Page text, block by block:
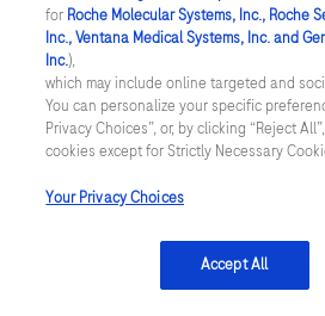
Mentions légales
Politique de Roche en matière de respect
Conditions générales de vente
Conditions générales d'utilisation
Préférences en matière de cookies
for Roche Molecular Systems, Inc., Roche
Inc., Ventana Medical Systems, Inc. and
Inc.),
which may include online targeted and
You can personalize your specific
Privacy Choices”, or, by clicking “Reject
cookies except for Strictly Necessary
Your Privacy Choices
Accept All